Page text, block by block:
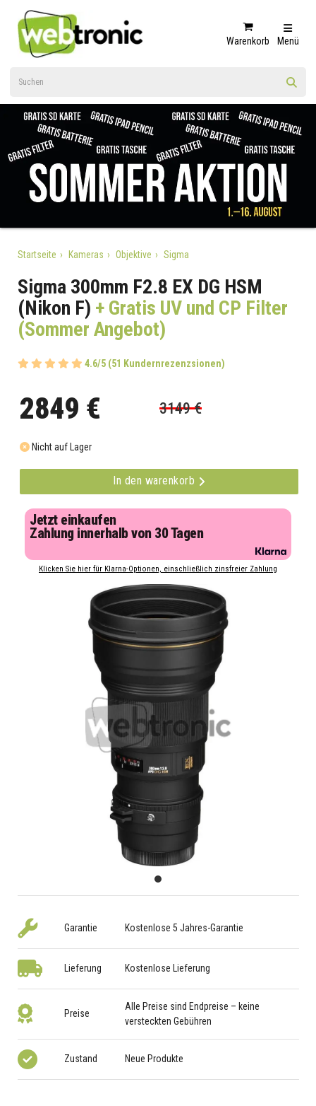
Warenkorb Menü
Startseite Kameras Objektive Sigma
Sigma 300mm F2.8 EX DG HSM
(Nikon F) + Gratis UV und CP Filter
(Sommer Angebot)
4.6/5 (51 Kundernrezenzsionen)
2849 € 3149 €
Nicht auf Lager
In den warenkorb
Jetzt einkaufen
Zahlung innerhalb von 30 Tagen
Klicken Sie hier für Klarna-Optionen, einschließlich zinsfreier Zahlung
Garantie Kostenlose 5 Jahres-Garantie
Lieferung Kostenlose Lieferung
Preise
Alle Preise sind Endpreise – keine
versteckten Gebühren
Zustand Neue Produkte